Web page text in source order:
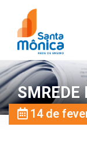
SMREDE
14 de